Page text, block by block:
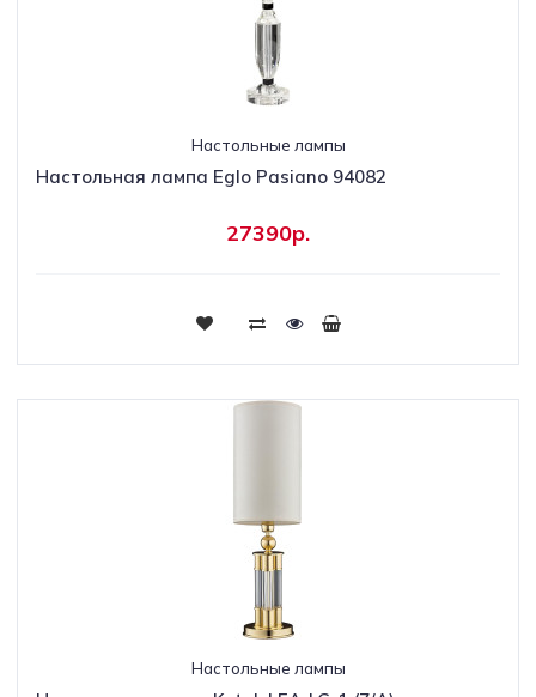
Настольные лампы
Настольная лампа Eglo Pasiano 94082
27390р.
Настольные лампы